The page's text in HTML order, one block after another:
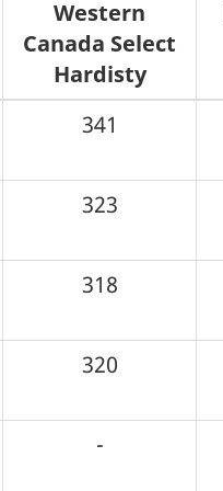
Western
Canada Select
Hardisty
341
323
318
320
-